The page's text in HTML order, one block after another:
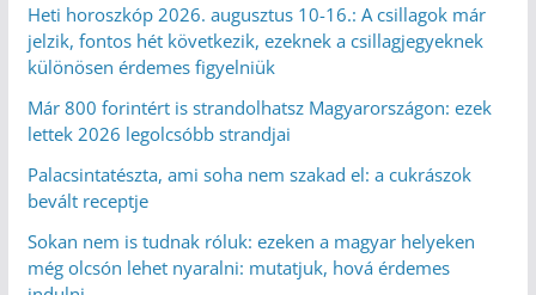
Heti horoszkóp 2026. augusztus 10-16.: A csillagok már
jelzik, fontos hét következik, ezeknek a csillagjegyeknek
különösen érdemes figyelniük
Már 800 forintért is strandolhatsz Magyarországon: ezek
lettek 2026 legolcsóbb strandjai
Palacsintatészta, ami soha nem szakad el: a cukrászok
bevált receptje
Sokan nem is tudnak róluk: ezeken a magyar helyeken
még olcsón lehet nyaralni: mutatjuk, hová érdemes